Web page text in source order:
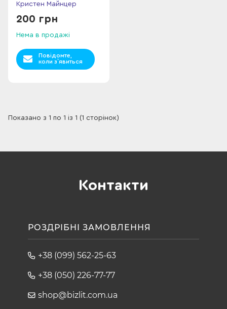
Кристен Майнцер
200 грн
Нема в продажі
Повідомте,
коли з`явиться
Показано з 1 по 1 із 1 (1 сторінок)
Контакти
РОЗДРІБНІ ЗАМОВЛЕННЯ
+38 (099) 562-25-63
+38 (050) 226-77-77
shop@bizlit.com.ua